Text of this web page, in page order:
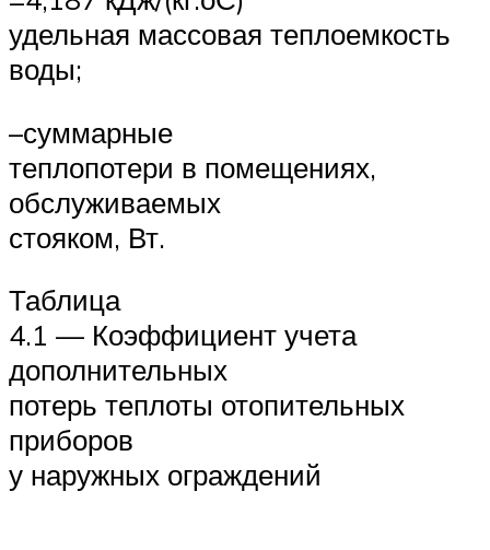
удельная массовая теплоемкость
воды;
–суммарные
теплопотери в помещениях,
обслуживаемых
стояком, Вт.
Таблица
4.1 — Коэффициент учета
дополнительных
потерь теплоты отопительных
приборов
у наружных ограждений